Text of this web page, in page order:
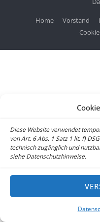
Diese Website verwendet
von Art. 6 Abs. 1 Satz 1 lit. f)
technisch zugänglich und
siehe Datenschutzhinweise.
Home Vorstand